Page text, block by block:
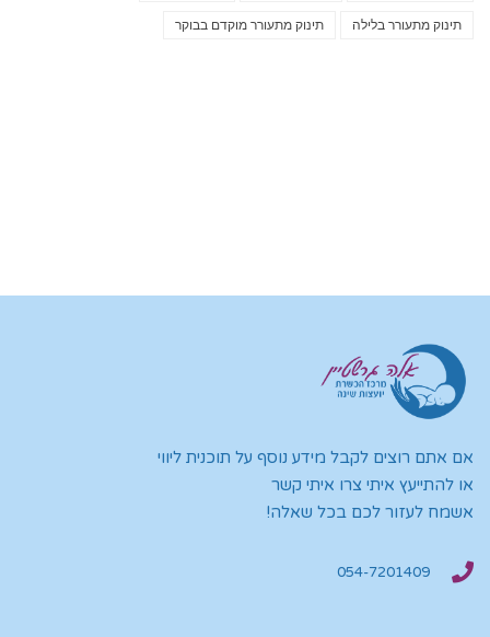
תינוק מתעורר בלילה תינוק מתעורר מוקדם בבוקר
אם אתם רוצים לקבל מידע נוסף על תוכנית ליווי
או להתייעץ איתי צרו איתי קשר
אשמח לעזור לכם בכל שאלה!
054-7201409